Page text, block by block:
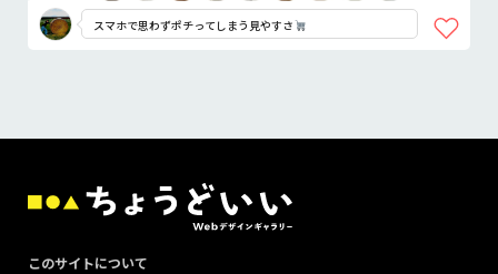
スマホで思わずポチってしまう見やすさ
このサイトについて